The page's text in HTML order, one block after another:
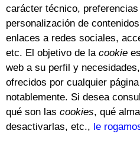
carácter técnico,
personalización de
enlaces a redes sociales,
etc. El objetivo de la cookie
web a su perfil y
ofrecidos por cualquier
notablemente. Si desea
qué son las cookies, qué
desactivarlas, etc., le